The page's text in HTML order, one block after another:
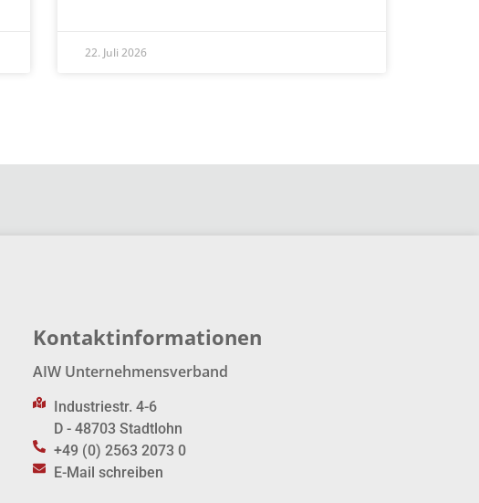
22. Juli 2026
Kontaktinformationen
AIW Unternehmensverband
Industriestr. 4-6
D - 48703 Stadtlohn
+49 (0) 2563 2073 0
E-Mail schreiben